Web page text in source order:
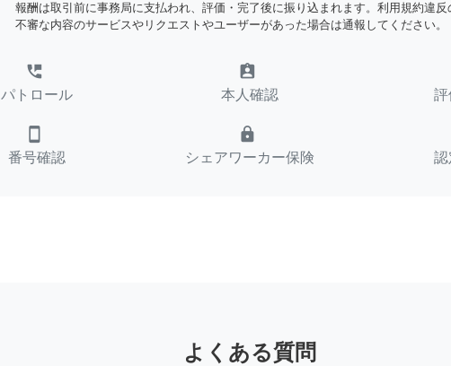
報酬は取引前に事務局に支払われ、評価・完了後に振り込まれます。利用規約違
不審な内容のサービスやリクエストやユーザーがあった場合は通報してください。
perm_phone_msg
パトロール
assignment_ind
本人確認
smartphone
番号確認
lock
シェアワーカー保険
よくある質問